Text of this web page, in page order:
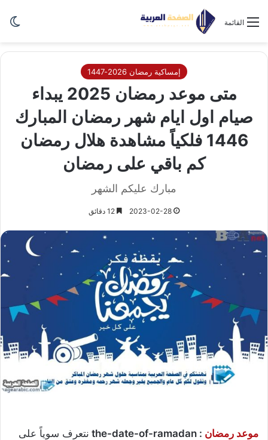
القائمة
إمساكية رمضان 2026-1447
متى موعد رمضان 2025 يبداء
صيام اول ايام شهر رمضان المبارك
1446 فلكياً مشاهدة هلال رمضان
كم باقي على رمضان
مبارك عليكم الشهر
2023-02-28
موعد رمضان : the-date-of-ramadan
نتعرف سوياً على